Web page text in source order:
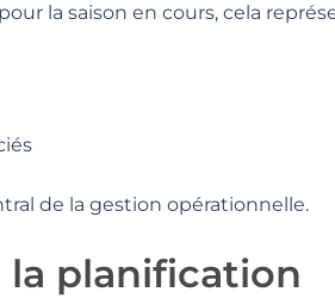
la saison en cours, cela
de la gestion opérationnelle.
la planification